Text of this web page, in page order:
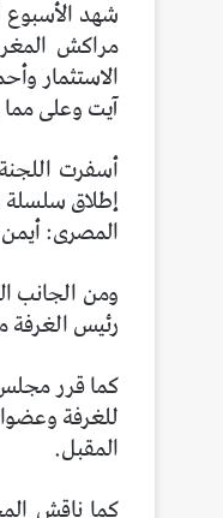
شهد الأسبوع
مراكش
الاستثمار
آيت وعلى
أسفرت
إطلاق
المصرى:
ومن الجانب
رئيس الغرفة
كما قرر
المقبل.